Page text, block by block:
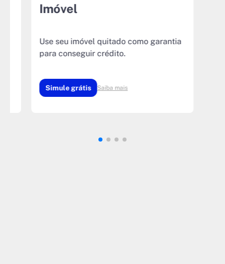
Imóvel
Use seu imóvel quitado como garantia
para conseguir crédito.
Simule grátis Saiba mais